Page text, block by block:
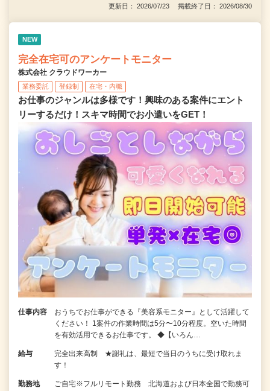
更新日： 2026/07/23 掲載終了日： 2026/08/30
NEW
完全在宅可のアンケートモニター
株式会社 クラウドワーカー
業務委託 登録制 在宅・内職
お仕事のジャンルは多様です！興味のある案件にエント
リーするだけ！スキマ時間でお小遣いをGET！
仕事内容
おうちでお仕事ができる『美容系モニター』として活躍して
ください！ 1案件の作業時間は5分〜10分程度。空いた時間
を有効活用できるお仕事です。 ◆【いろん…
給与
完全出来高制 ★謝礼は、最短で当日のうちに受け取れま
す！
勤務地
ご自宅※フルリモート勤務 北海道および日本全国で勤務可